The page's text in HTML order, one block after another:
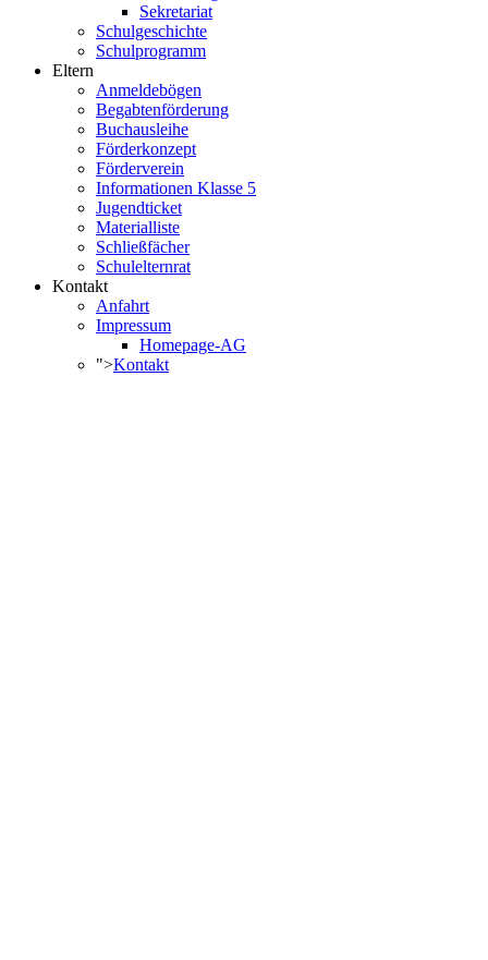
Sekretariat
Schulgeschichte
Schulprogramm
Eltern
Anmeldebögen
Begabtenförderung
Buchausleihe
Förderkonzept
Förderverein
Informationen Klasse 5
Jugendticket
Materialliste
Schließfächer
Schulelternrat
Kontakt
Anfahrt
Impressum
Homepage-AG
">Kontakt